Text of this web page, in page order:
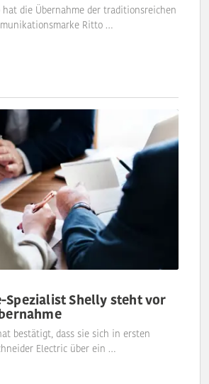
hat die Übernahme der traditionsreichen
Ritto …
Spezialist Shelly steht vor
bestätigt, dass sie sich in ersten
Electric über ein …